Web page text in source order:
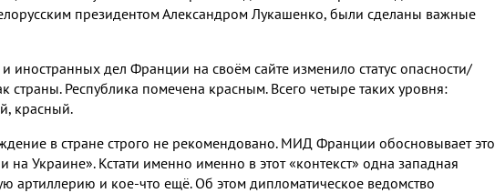
президентом Александром Лукашенко, были сделаны важные
иностранных дел Франции на своём сайте изменило статус опасности/
страны. Республика помечена красным. Всего четыре таких уровня:
красный.
в стране строго не рекомендовано. МИД Франции обосновывает это
на Украине». Кстати именно именно в этот «контекст» одна западная
артиллерию и кое-что ещё. Об этом дипломатическое ведомство